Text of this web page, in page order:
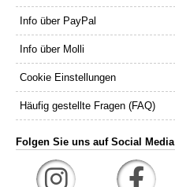
Info über PayPal
Info über Molli
Cookie Einstellungen
Häufig gestellte Fragen (FAQ)
Folgen Sie uns auf Social Media